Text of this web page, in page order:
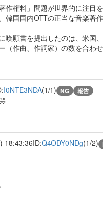
作権料」問題が世界的に注目
国国内OTTの正当な音楽著作
嘆願書を提出したのは、米国
作曲、作詞家）の数を合わ
I0NTE3NDA(1/1) NG 報告
18:43:36ID:Q4ODY0NDg(1/2)